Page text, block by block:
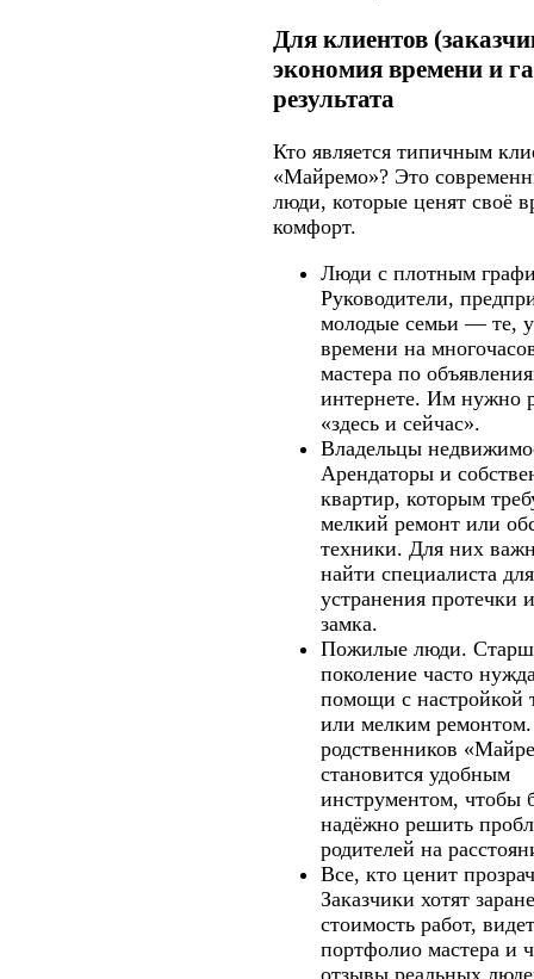
Для клиентов
экономия времени и
результата
Кто является типичным
«Майремо»? Это
люди, которые ценят своё
комфорт.
Люди с плотным
Руководители,
молодые семьи — те, у
времени на
мастера по
интернете. Им нужно
«здесь и сейчас».
Владельцы
Арендаторы и
квартир, которым
мелкий ремонт или
техники. Для них
найти специалиста для
устранения протечки
замка.
Пожилые люди.
поколение часто
помощи с настройкой
или мелким
родственников
становится удобным
инструментом, чтобы
надёжно решить
родителей на
Все, кто ценит
Заказчики хотят
стоимость работ,
портфолио мастера и
отзывы реальных